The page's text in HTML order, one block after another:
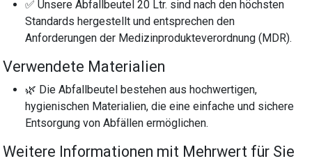
✅ Unsere Abfallbeutel 20 Ltr. sind nach den höchsten
Standards hergestellt und entsprechen den
Anforderungen der Medizinprodukteverordnung (MDR).
Verwendete Materialien
🌿 Die Abfallbeutel bestehen aus hochwertigen,
hygienischen Materialien, die eine einfache und sichere
Entsorgung von Abfällen ermöglichen.
Weitere Informationen mit Mehrwert für Sie